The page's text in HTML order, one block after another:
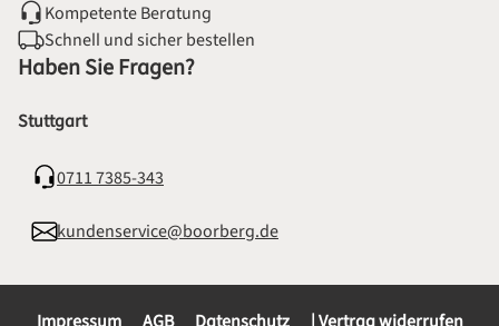
Kompetente Beratung
Schnell und sicher bestellen
Haben Sie Fragen?
Stuttgart
0711 7385-343
kundenservice@boorberg.de